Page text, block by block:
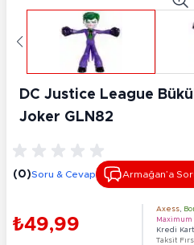
DC Justice League
Joker GLN82
(0)Soru & Cevap Armağan’a
₺49,99
Axess
Maximum
Kredi
Taksit